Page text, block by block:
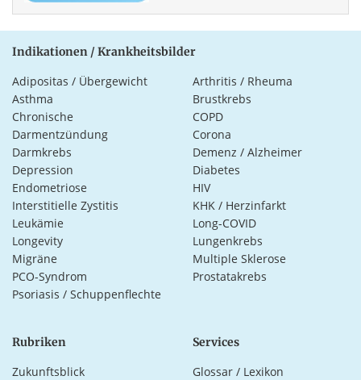
Indikationen / Krankheitsbilder
Adipositas / Übergewicht
Arthritis / Rheuma
Asthma
Brustkrebs
Chronische
Darmentzündung
COPD
Corona
Darmkrebs
Demenz / Alzheimer
Depression
Diabetes
Endometriose
HIV
Interstitielle Zystitis
KHK / Herzinfarkt
Leukämie
Long-COVID
Longevity
Lungenkrebs
Migräne
Multiple Sklerose
PCO-Syndrom
Prostatakrebs
Psoriasis / Schuppenflechte
Rubriken
Zukunftsblick
Services
Glossar / Lexikon